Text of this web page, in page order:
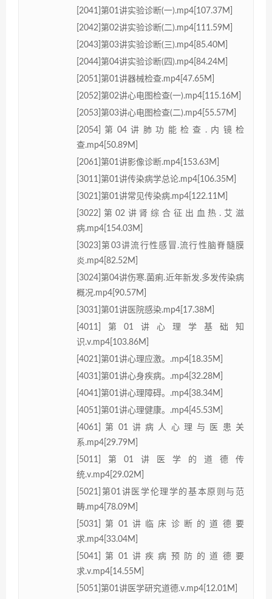
[2041]第01讲实验诊断(一).mp4[107.37M]
[2042]第02讲实验诊断(二).mp4[111.59M]
[2043]第03讲实验诊断(三).mp4[85.40M]
[2044]第04讲实验诊断(四).mp4[84.24M]
[2051]第01讲器械检查.mp4[47.65M]
[2052]第02讲心电图检查(一).mp4[115.16M]
[2053]第03讲心电图检查(二).mp4[55.57M]
[2054]第04讲肺功能检查.内镜检
查.mp4[50.89M]
[2061]第01讲影像诊断.mp4[153.63M]
[3011]第01讲传染病学总论.mp4[106.35M]
[3021]第01讲常见传染病.mp4[122.11M]
[3022]第02讲肾综合征出血热.艾滋
病.mp4[154.03M]
[3023]第03讲流行性感冒.流行性脑脊髓膜
炎.mp4[82.52M]
[3024]第04讲伤寒.菌痢.近年新发.多发传染病
概况.mp4[90.57M]
[3031]第01讲医院感染.mp4[17.38M]
[4011]第01讲心理学基础知
识.v.mp4[103.86M]
[4021]第01讲心理应激。.mp4[18.35M]
[4031]第01讲心身疾病。.mp4[32.28M]
[4041]第01讲心理障碍。.mp4[38.34M]
[4051]第01讲心理健康。.mp4[45.53M]
[4061]第01讲病人心理与医患关
系.mp4[29.79M]
[5011]第01讲医学的道德传
统.v.mp4[29.02M]
[5021]第01讲医学伦理学的基本原则与范
畴.mp4[78.09M]
[5031]第01讲临床诊断的道德要
求.mp4[33.04M]
[5041]第01讲疾病预防的道德要
求.v.mp4[14.55M]
[5051]第01讲医学研究道德.v.mp4[12.01M]